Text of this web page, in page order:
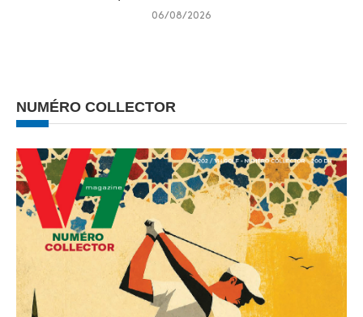
06/08/2026
NUMÉRO COLLECTOR